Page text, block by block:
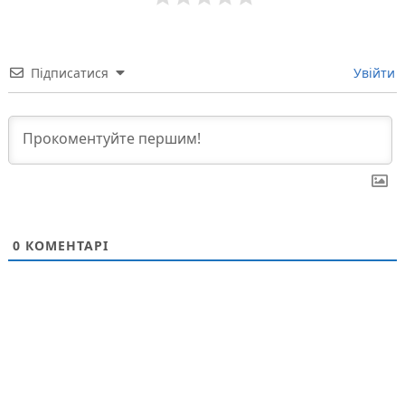
Підписатися Увійти
0 КОМЕНТАРІ